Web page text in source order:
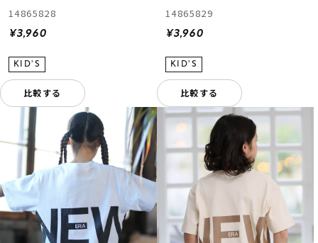
14865828
¥3,960
比較する
14865829
¥3,960
比較する